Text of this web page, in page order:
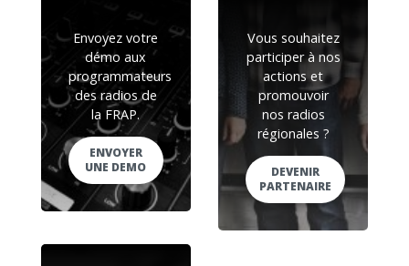
Envoyez votre
démo aux
programmateurs
des radios de
la FRAP.
ENVOYER
UNE DEMO
Vous souhaitez
participer à nos
actions et
promouvoir
nos radios
régionales ?
DEVENIR
PARTENAIRE